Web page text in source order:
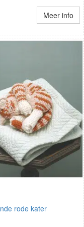
Meer info
rode kater